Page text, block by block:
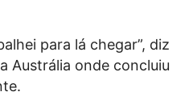
para lá chegar”, diz
Austrália onde concluiu